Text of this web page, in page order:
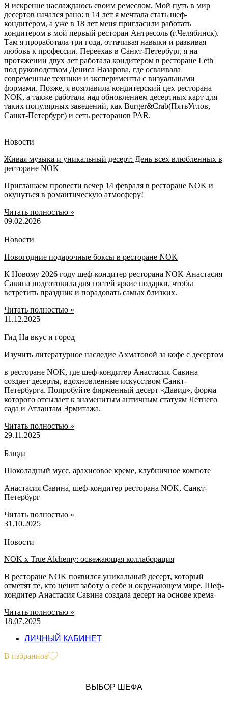
Я искренне наслаждаюсь своим ремеслом. Мой путь в мир
десертов начался рано: в 14 лет я мечтала стать шеф-
кондитером, а уже в 18 лет меня пригласили работать
кондитером в мой первый ресторан Антресоль (г.Челябинск).
Там я проработала три года, оттачивая навыки и развивая
любовь к профессии. Переехав в Санкт-Петербург, я на
протяжении двух лет работала кондитером в ресторане Leth
под руководством Дениса Назарова, где осваивала
современные техники и эксперименты с визуальными
формами. Позже, я возглавила кондитерский цех ресторана
NOK, а также работала над обновлением десертных карт для
таких популярных заведений, как Burger&Crab(ПятьУглов,
Санкт-Петербург) и сеть ресторанов PAR.
Новости
Живая музыка и уникальный десерт: День всех влюбленных в
ресторане NOK
Приглашаем провести вечер 14 февраля в ресторане NOK и
окунуться в романтическую атмосферу!
Читать полностью »
09.02.2026
Новости
Новогодние подарочные боксы в ресторане NOK
К Новому 2026 году шеф-кондитер ресторана NOK Анастасия
Савина подготовила для гостей яркие подарки, чтобы
встретить праздник и порадовать самых близких.
Читать полностью »
11.12.2025
Гид На вкус и город
Изучить литературное наследие Ахматовой за кофе с десертом
в ресторане NOK, где шеф-кондитер Анастасия Савина
создает десерты, вдохновленные искусством Санкт-
Петербурга. Попробуйте фирменный десерт «Давид», форма
которого отсылает к знаменитым античным статуям Летнего
сада и Атлантам Эрмитажа.
Читать полностью »
29.11.2025
Блюда
Шоколадный мусс, арахисовое креме, клубничное компоте
Анастасия Савина, шеф-кондитер ресторана NOK, Санкт-
Петербург
Читать полностью »
31.10.2025
Новости
NOK х True Alchemy: освежающая коллаборация
В ресторане NOK появился уникальный десерт, который
отметят те, кто ценит заботу о себе и окружающем мире. Шеф-
кондитер Анастасия Савина создала десерт на основе крема
Читать полностью »
18.07.2025
ЛИЧНЫЙ КАБИНЕТ
В избранное
ВЫБОР ШЕФА